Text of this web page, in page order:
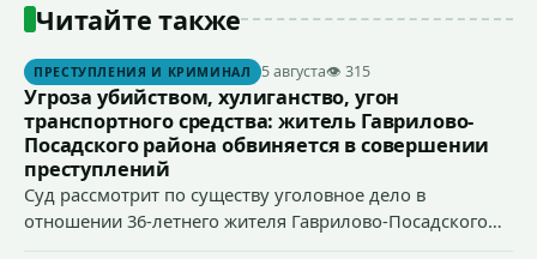
Читайте также
ПРЕСТУПЛЕНИЯ И КРИМИНАЛ 5 августа👁 315
Угроза убийством, хулиганство, угон
транспортного средства: житель Гаврилово-
Посадского района обвиняется в совершении
преступлений
Суд рассмотрит по существу уголовное дело в
отношении 36-летнего жителя Гаврилово-Посадского